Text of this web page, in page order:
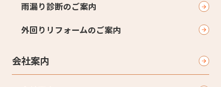
雨漏り診断のご案内
外回りリフォームのご案内
会社案内